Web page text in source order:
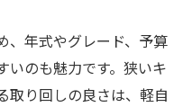
、年式やグレード、予算
いのも魅力です。狭いキ
取り回しの良さは、軽自